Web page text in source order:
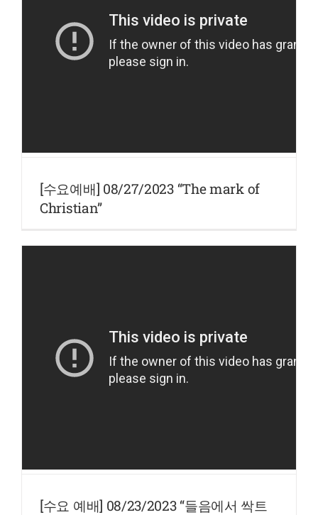
[수요예배] 08/27/2023 “The mark of
Christian”
[수요 예배] 08/23/2023 “들음에서 싹트